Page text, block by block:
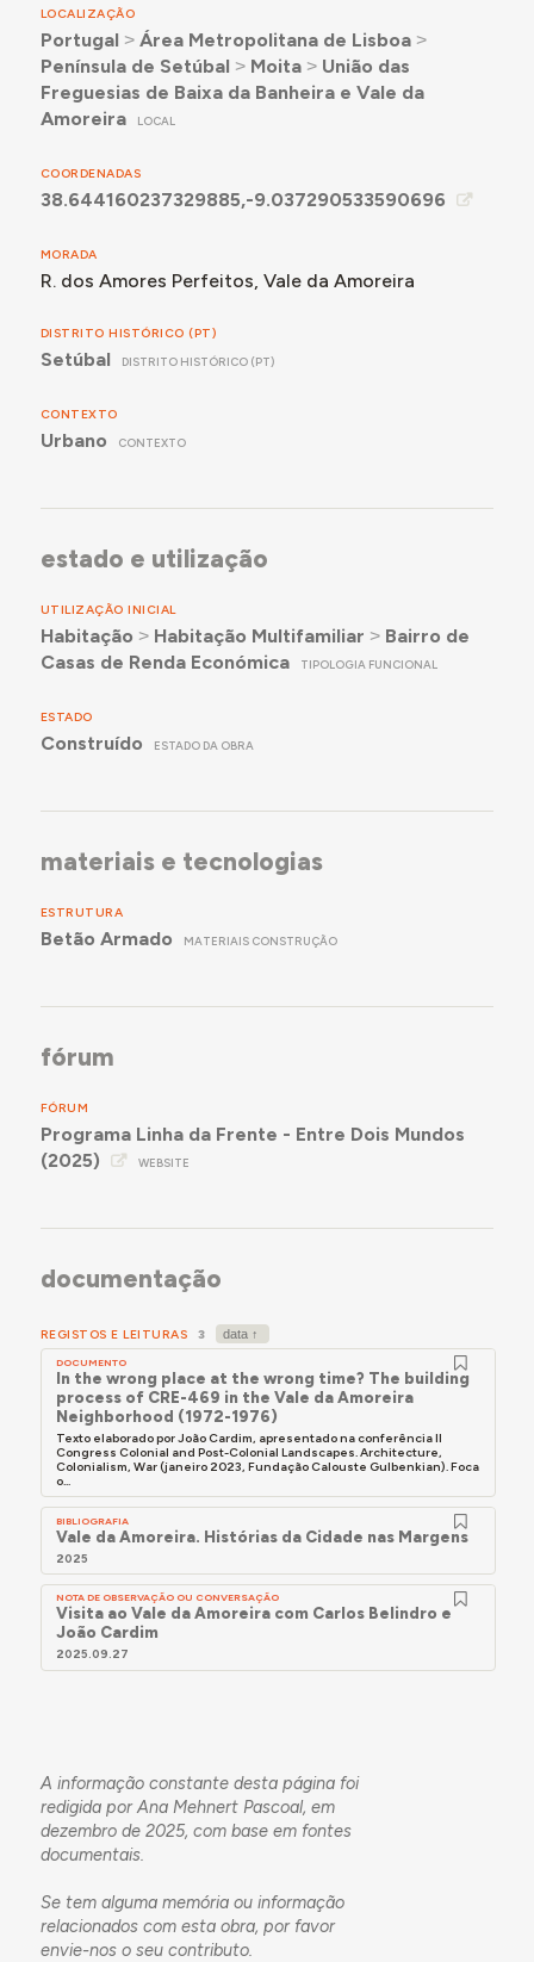
Para mais detalhes, consultar a secção Momentos-
chave abaixo.
recolhidos sobre a experiência e memórias de uso
deste edifício, consultar a secção Documentação,
LOCALIZAÇÃO
Portugal ˃ Área Metropolitana de Lisboa ˃
Península de Setúbal ˃ Moita˃ União das
Freguesias de Baixa da Banheira e Vale da
Amoreira
LOCAL
COORDENADAS
38.644160237329885,-9.037290533590696
MORADA
R. dos Amores Perfeitos, Vale da Amoreira
DISTRITO HISTÓRICO (PT)
Setúbal DISTRITO HISTÓRICO (PT)
CONTEXTO
Urbano CONTEXTO
estado e utilização
UTILIZAÇÃO INICIAL
Habitação ˃ Habitação Multifamiliar ˃ Bairro de
Casas de Renda Económica
TIPOLOGIA FUNCIONAL
ESTADO
Construído ESTADO DA OBRA
materiais e tecnologias
ESTRUTURA
Betão Armado MATERIAIS CONSTRUÇÃO
fórum
FÓRUM
Programa Linha da Frente - Entre Dois Mundos
(2025)
WEBSITE
documentação
REGISTOS E LEITURAS 3
DOCUMENTO
In the wrong place at the wrong time? The building
process of CRE-469 in the Vale da Amoreira
Neighborhood (1972-1976)
Texto elaborado por João Cardim, apresentado na conferência II
Congress Colonial and Post-Colonial Landscapes. Architecture,
Colonialism, War (janeiro 2023, Fundação Calouste Gulbenkian). Foca
o...
BIBLIOGRAFIA
Vale da Amoreira. Histórias da Cidade nas Margens
2025
NOTA DE OBSERVAÇÃO OU CONVERSAÇÃO
Visita ao Vale da Amoreira com Carlos Belindro e
João Cardim
2025.09.27
A informação constante desta página foi
redigida por Ana Mehnert Pascoal, em
dezembro de 2025, com base em fontes
documentais.
Se tem alguma memória ou informação
relacionados com esta obra, por favor
envie-nos o seu contributo.